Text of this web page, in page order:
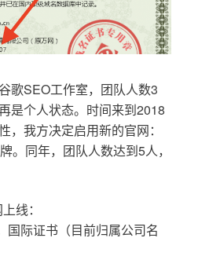
歌SEO工作室，团队人数3
是个人状态。时间来到2018
，我方决定启用新的官网：
。同年，团队人数达到5人，
线：
国际证书（目前归属公司名